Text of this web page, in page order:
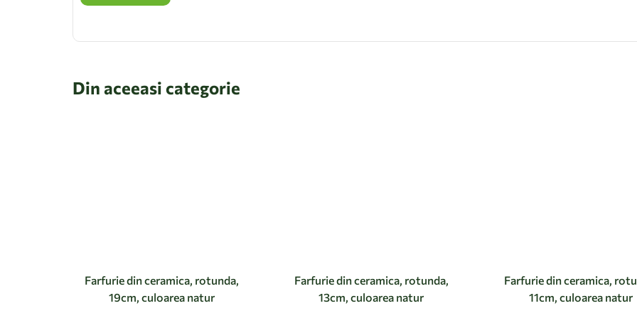
Din aceeasi categorie
Farfurie din ceramica, rotunda,
19cm, culoarea natur
Farfurie din ceramica, rotunda,
13cm, culoarea natur
Farfurie din ceramica,
11cm, culoarea natur